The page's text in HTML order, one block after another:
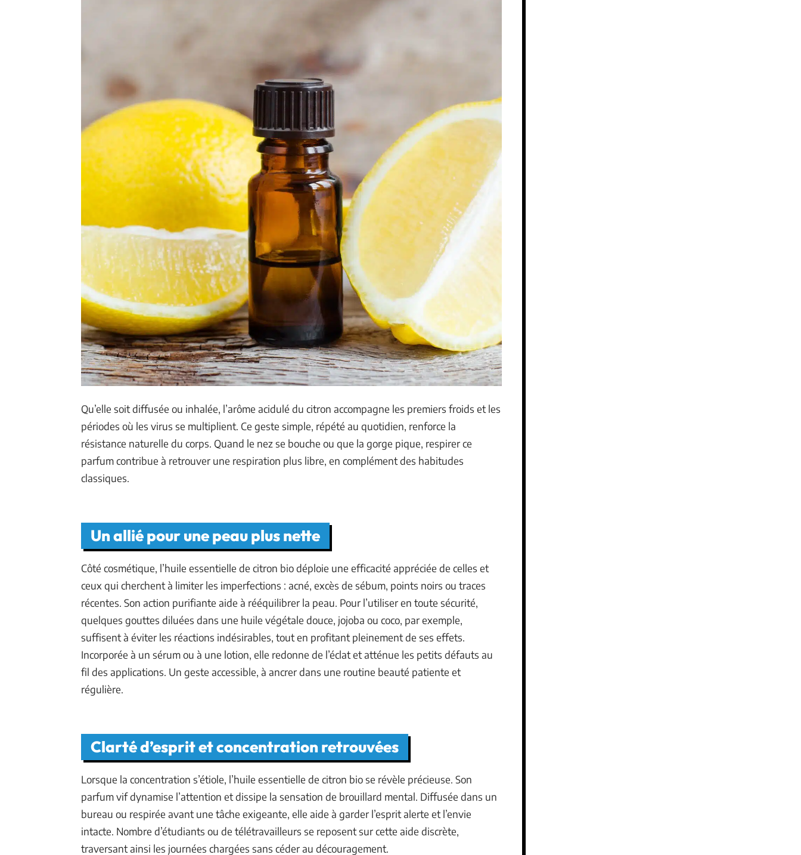
Qu’elle soit diffusée ou inhalée, l’arôme acidulé du citron accompagne les premiers froids et les
périodes où les virus se multiplient. Ce geste simple, répété au quotidien, renforce la
résistance naturelle du corps. Quand le nez se bouche ou que la gorge pique, respirer ce
parfum contribue à retrouver une respiration plus libre, en complément des habitudes
classiques.
Un allié pour une peau plus nette
Côté cosmétique, l’huile essentielle de citron bio déploie une efficacité appréciée de celles et
ceux qui cherchent à limiter les imperfections : acné, excès de sébum, points noirs ou traces
récentes. Son action purifiante aide à rééquilibrer la peau. Pour l’utiliser en toute sécurité,
quelques gouttes diluées dans une huile végétale douce, jojoba ou coco, par exemple,
suffisent à éviter les réactions indésirables, tout en profitant pleinement de ses effets.
Incorporée à un sérum ou à une lotion, elle redonne de l’éclat et atténue les petits défauts au
fil des applications. Un geste accessible, à ancrer dans une routine beauté patiente et
régulière.
Clarté d’esprit et concentration retrouvées
Lorsque la concentration s’étiole, l’huile essentielle de citron bio se révèle précieuse. Son
parfum vif dynamise l’attention et dissipe la sensation de brouillard mental. Diffusée dans un
bureau ou respirée avant une tâche exigeante, elle aide à garder l’esprit alerte et l’envie
intacte. Nombre d’étudiants ou de télétravailleurs se reposent sur cette aide discrète,
traversant ainsi les journées chargées sans céder au découragement.